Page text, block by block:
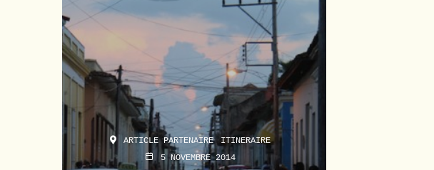
ARTICLE PARTENAIRE
ITINERAIRE
5 NOVEMBRE 2014